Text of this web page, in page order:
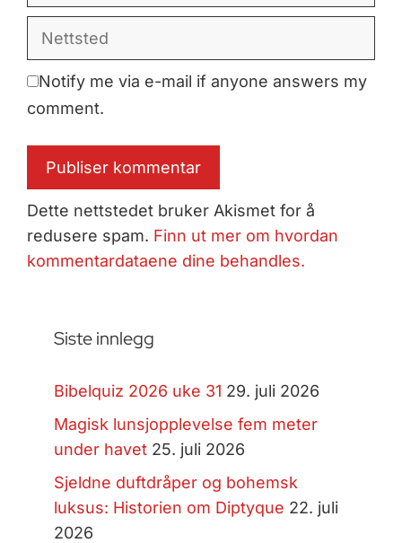
Notify me via e-mail if anyone answers my
comment.
Dette nettstedet bruker Akismet for å
redusere spam. Finn ut mer om hvordan
kommentardataene dine behandles.
Siste innlegg
Bibelquiz 2026 uke 31 29. juli 2026
Magisk lunsjopplevelse fem meter
under havet 25. juli 2026
Sjeldne duftdråper og bohemsk
luksus: Historien om Diptyque 22. juli
2026